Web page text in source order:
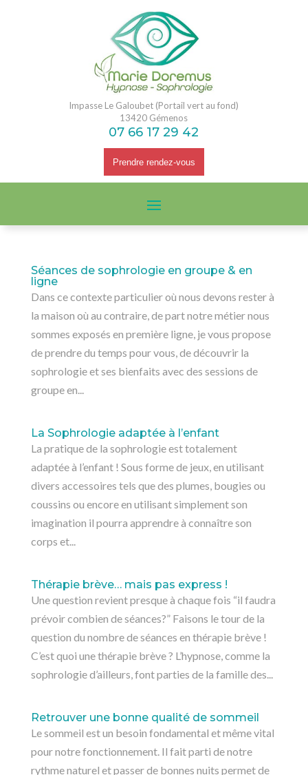
Impasse Le Galoubet (Portail vert au fond)
13420 Gémenos
07 66 17 29 42
Prendre rendez-vous
Séances de sophrologie en groupe & en
ligne
Dans ce contexte particulier où nous devons rester à
la maison où au contraire, de part notre métier nous
sommes exposés en première ligne, je vous propose
de prendre du temps pour vous, de découvrir la
sophrologie et ses bienfaits avec des sessions de
groupe en...
La Sophrologie adaptée à l’enfant
La pratique de la sophrologie est totalement
adaptée à l’enfant ! Sous forme de jeux, en utilisant
divers accessoires tels que des plumes, bougies ou
coussins ou encore en utilisant simplement son
imagination il pourra apprendre à connaître son
corps et...
Thérapie brève… mais pas express !
Une question revient presque à chaque fois “il faudra
prévoir combien de séances?” Faisons le tour de la
question du nombre de séances en thérapie brève !
C’est quoi une thérapie brève ? L’hypnose, comme la
sophrologie d’ailleurs, font parties de la famille des...
Retrouver une bonne qualité de sommeil
Le sommeil est un besoin fondamental et même vital
pour notre fonctionnement. Il fait parti de notre
rythme naturel et passer de bonnes nuits permet de